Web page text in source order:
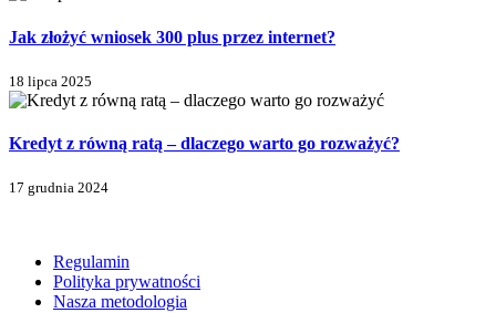
Jak złożyć wniosek 300 plus przez internet?
18 lipca 2025
Kredyt z równą ratą – dlaczego warto go rozważyć?
17 grudnia 2024
Regulamin
Polityka prywatności
Nasza metodologia